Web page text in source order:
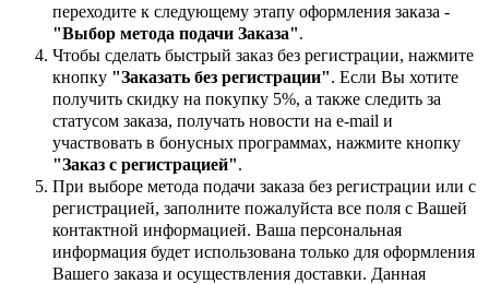
переходите к следующему этапу оформления заказа -
"Выбор метода подачи Заказа".
Чтобы сделать быстрый заказ без регистрации, нажмите
кнопку "Заказать без регистрации". Если Вы хотите
получить скидку на покупку 5%, а также следить за
статусом заказа, получать новости на e-mail и
участвовать в бонусных программах, нажмите кнопку
"Заказ с регистрацией".
При выборе метода подачи заказа без регистрации или с
регистрацией, заполните пожалуйста все поля с Вашей
контактной информацией. Ваша персональная
информация будет использована только для оформления
Вашего заказа и осуществления доставки. Данная